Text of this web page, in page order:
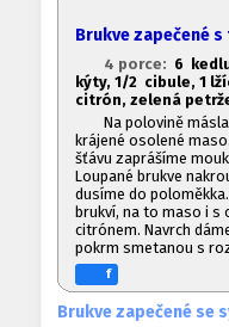
Brukve zapečené
4 porce: 6
kýty, 1/2 cibule, 1
citrón, zelená
Na polovině
krájené osolené
šťávu zaprášíme
Loupané brukve
dusíme do
brukví, na to maso i s
citrónem. Navrch
pokrm smetanou s
f
Brukve zapečené se